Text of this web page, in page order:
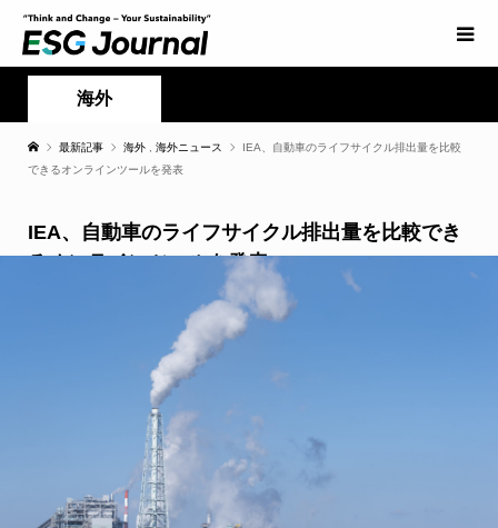
海外
最新記事 海外 海外ニュース
IEA、自動車のライフサイクル排出量を比較
できるオンラインツールを発表
IEA、自動車のライフサイクル排出量を比較でき
るオンラインツールを発表